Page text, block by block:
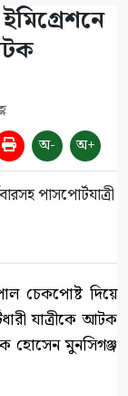
অ- অ+
চেকপোষ্ট দিয়ে
যাত্রীকে আটক
হোসেন মুনসিগঞ্জ